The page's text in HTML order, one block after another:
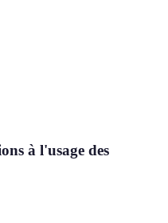
à l'usage des